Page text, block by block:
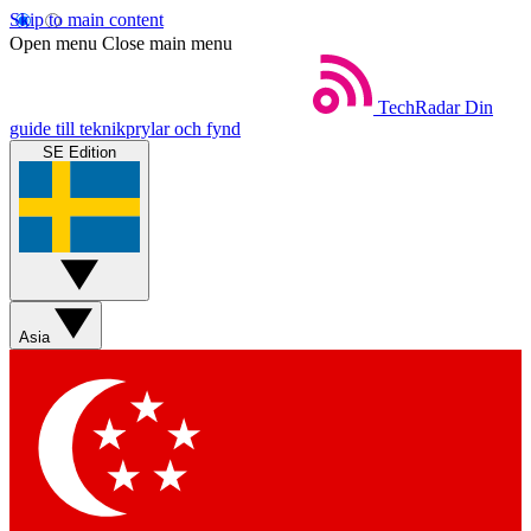
Skip to main content
Open menu Close main menu
TechRadar Din
guide till teknikprylar och fynd
SE Edition
Asia